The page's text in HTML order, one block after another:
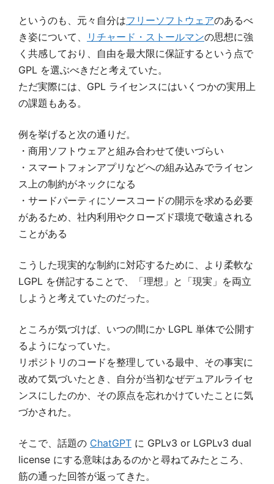
というのも、元々自分はフリーソフトウェアのあるべ
き姿について、
リチャード・ストールマンの思想に強
く共感しており、自由を最大限に保証するという点で
GPL を選ぶべきだと考えていた。
ただ実際には、GPL ライセンスにはいくつかの実用上
の課題もある。
例を挙げると次の通りだ。
・商用ソフトウェアと組み合わせて使いづらい
・スマートフォンアプリなどへの組み込みでライセン
ス上の制約がネックになる
・サードパーティにソースコードの開示を求める必要
があるため、社内利用やクローズド環境で敬遠される
ことがある
こうした現実的な制約に対応するために、より柔軟な
LGPL を併記することで、「理想」と「現実」を両立
しようと考えていたのだった。
ところが気づけば、いつの間にか LGPL 単体で公開す
るようになっていた。
リポジトリのコードを整理している最中、その事実に
改めて気づいたとき、自分が当初なぜデュアルライセ
ンスにしたのか、その原点を忘れかけていたことに気
づかされた。
そこで、話題の ChatGPT に GPLv3 or LGPLv3 dual
license にする意味はあるのかと尋ねてみたところ、
筋の通った回答が返ってきた。